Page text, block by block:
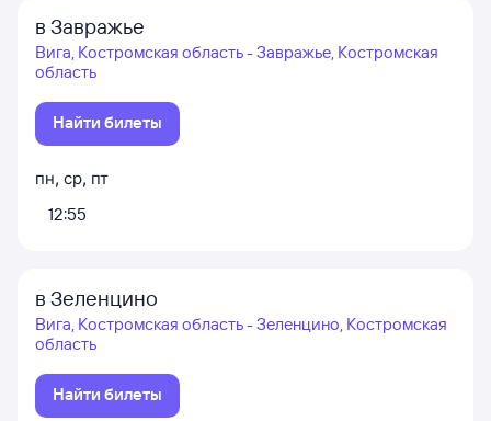
в Завражье
Вига, Костромская область - Завражье, Костромская
область
Найти билеты
пн, ср, пт
12:55
в Зеленцино
Вига, Костромская область - Зеленцино, Костромская
область
Найти билеты